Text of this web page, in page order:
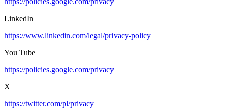
LinkedIn
https://www.linkedin.com/legal/privacy-policy
You Tube
https://policies.google.com/privacy
X
https://twitter.com/pl/privacy